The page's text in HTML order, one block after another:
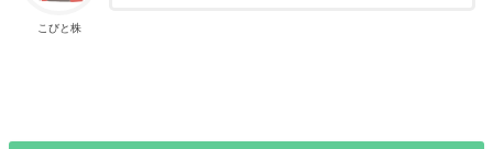
こびと株